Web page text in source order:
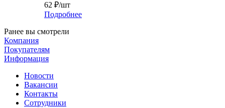
62 ₽/шт
Подробнее
Ранее вы смотрели
Компания
Покупателям
Информация
Новости
Вакансии
Контакты
Сотрудники